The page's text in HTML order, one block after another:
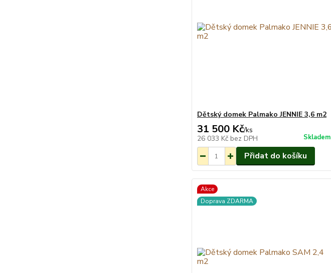
Dětský domek Palmako JENNIE 3,6 m2
31 500 Kč/ks
26 033 Kč bez DPH Skladem
Přidat do košíku
Akce
Doprava ZDARMA